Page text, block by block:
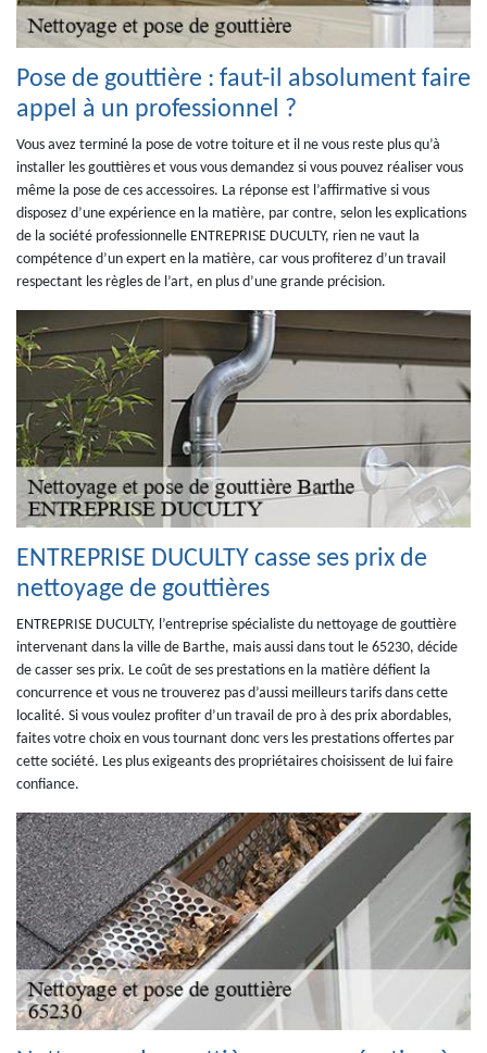
Pose de gouttière : faut-il absolument faire
appel à un professionnel ?
Vous avez terminé la pose de votre toiture et il ne vous reste plus qu’à
installer les gouttières et vous vous demandez si vous pouvez réaliser vous
même la pose de ces accessoires. La réponse est l’affirmative si vous
disposez d’une expérience en la matière, par contre, selon les explications
de la société professionnelle ENTREPRISE DUCULTY, rien ne vaut la
compétence d’un expert en la matière, car vous profiterez d’un travail
respectant les règles de l’art, en plus d’une grande précision.
ENTREPRISE DUCULTY casse ses prix de
nettoyage de gouttières
ENTREPRISE DUCULTY, l’entreprise spécialiste du nettoyage de gouttière
intervenant dans la ville de Barthe, mais aussi dans tout le 65230, décide
de casser ses prix. Le coût de ses prestations en la matière défient la
concurrence et vous ne trouverez pas d’aussi meilleurs tarifs dans cette
localité. Si vous voulez profiter d’un travail de pro à des prix abordables,
faites votre choix en vous tournant donc vers les prestations offertes par
cette société. Les plus exigeants des propriétaires choisissent de lui faire
confiance.